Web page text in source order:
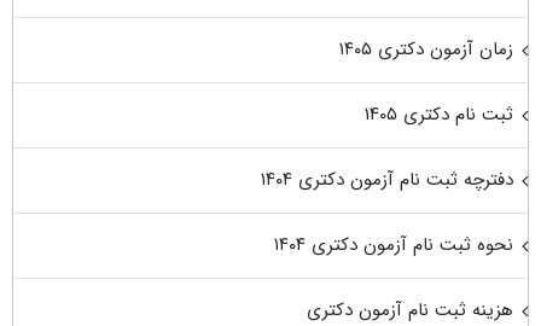
زمان آزمون دکتری ۱۴۰۵
ثبت نام دکتری ۱۴۰۵
دفترچه ثبت نام آزمون دکتری ۱۴۰۴
نحوه ثبت نام آزمون دکتری ۱۴۰۴
هزینه ثبت نام آزمون دکتری